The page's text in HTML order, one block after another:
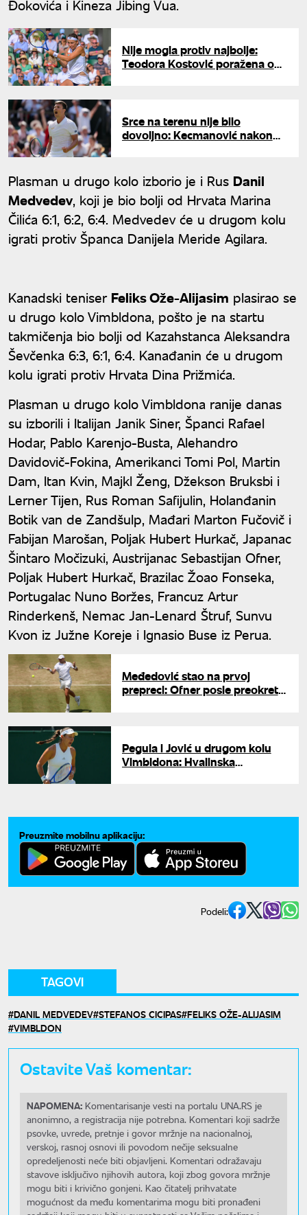
Đokovića i Kineza Jibing Vua.
Nije mogla protiv najbolje:
Teodora Kostović poražena od
Srce na terenu nije bilo
dovoljno: Kecmanović nakon
Plasman u drugo kolo izborio je i Rus Danil
Medvedev, koji je bio bolji od Hrvata Marina
Čilića 6:1, 6:2, 6:4. Medvedev će u drugom kolu
igrati protiv Španca Danijela Meride Agilara.
Kanadski teniser Feliks Ože-Alijasim plasirao se
u drugo kolo Vimbldona, pošto je na startu
takmičenja bio bolji od Kazahstanca Aleksandra
Ševčenka 6:3, 6:1, 6:4. Kanađanin će u drugom
kolu igrati protiv Hrvata Dina Prižmića.
Plasman u drugo kolo Vimbldona ranije danas
su izborili i Italijan Janik Siner, Španci Rafael
Hodar, Pablo Karenjo-Busta, Alehandro
Davidovič-Fokina, Amerikanci Tomi Pol, Martin
Dam, Itan Kvin, Majkl Ženg, Džekson Bruksbi i
Lerner Tijen, Rus Roman Safijulin, Holanđanin
Botik van de Zandšulp, Mađari Marton Fučovič i
Fabijan Marošan, Poljak Hubert Hurkač, Japanac
Šintaro Močizuki, Austrijanac Sebastijan Ofner,
Poljak Hubert Hurkač, Brazilac Žoao Fonseka,
Portugalac Nuno Boržes, Francuz Artur
Rinderkenš, Nemac Jan-Lenard Štruf, Sunvu
Kvon iz Južne Koreje i Ignasio Buse iz Perua.
Međedović stao na prvoj
prepreci: Ofner posle preokreta
Pegula i Jović u drugom kolu
Vimbldona: Hvalinska
Preuzmite mobilnu aplikaciju:
Podeli:
TAGOVI
DANIL MEDVEDEV STEFANOS CICIPAS FELIKS OŽE-ALIJASIM
VIMBLDON
Ostavite Vaš komentar:
NAPOMENA: Komentarisanje vesti na portalu UNA.RS je
anonimno, a registracija nije potrebna. Komentari koji sadrže
psovke, uvrede, pretnje i govor mržnje na nacionalnoj,
verskoj, rasnoj osnovi ili povodom nečije seksualne
opredeljenosti neće biti objavljeni. Komentari odražavaju
stavove isključivo njihovih autora, koji zbog govora mržnje
mogu biti i krivično gonjeni. Kao čitatelj prihvatate
mogućnost da među komentarima mogu biti pronađeni